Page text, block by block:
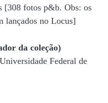
[308 fotos p&b. Obs: os
lançados no Locus]
da coleção)
Federal de